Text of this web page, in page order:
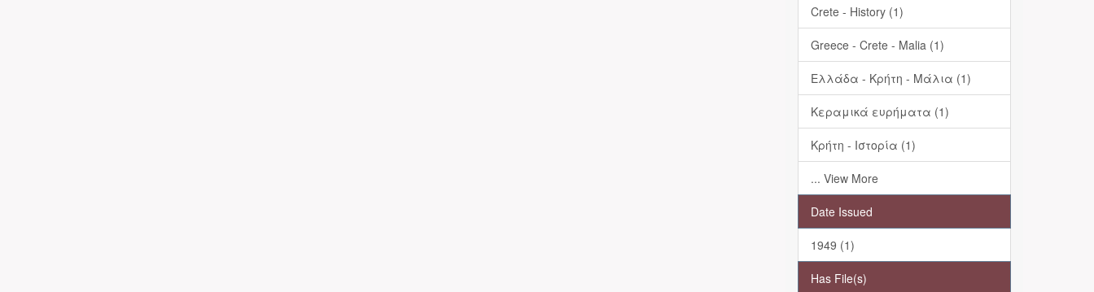
Crete - History (1)
Greece - Crete - Malia (1)
Ελλάδα - Κρήτη - Μάλια (1)
Κεραμικά ευρήματα (1)
Κρήτη - Ιστορία (1)
... View More
Date Issued
1949 (1)
Has File(s)